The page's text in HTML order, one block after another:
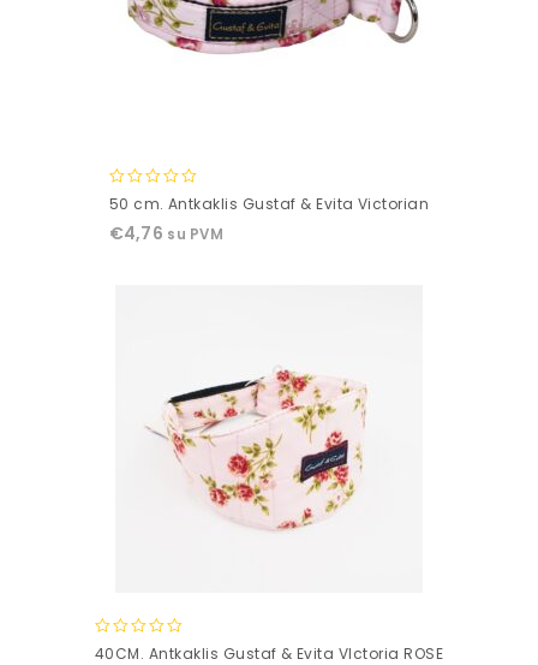
0
of
50 cm. Antkaklis Gustaf & Evita Victorian
€4,76 su PVM
0
40CM. Antkaklis Gustaf & Evita VIctoria ROSE